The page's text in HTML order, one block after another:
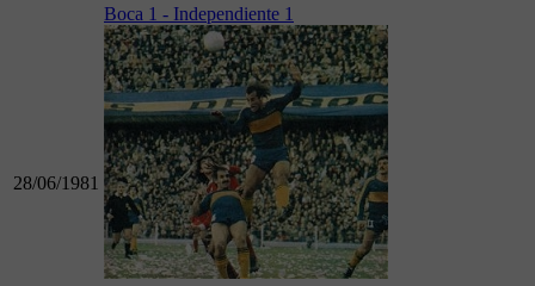
28/06/1981
Boca 1 - Independiente 1